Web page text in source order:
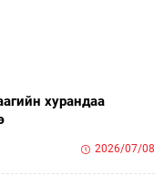
хурандаа
2026/07/08